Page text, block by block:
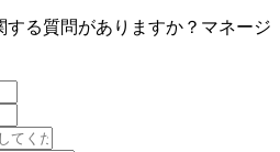
る質問がありますか？マネージ